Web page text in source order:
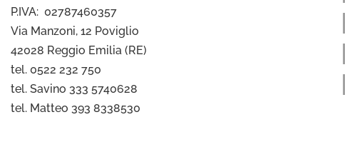
P.IVA: 02787460357
Via Manzoni, 12 Poviglio
42028 Reggio Emilia (RE)
tel. 0522 232 750
tel. Savino 333 5740628
tel. Matteo 393 8338530